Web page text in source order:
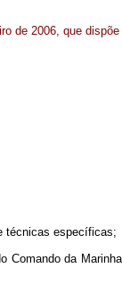
de 2006, que
técnicas específicas;
da